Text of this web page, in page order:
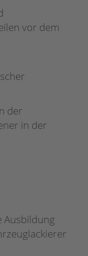
vor dem
der
in der
Ausbildung